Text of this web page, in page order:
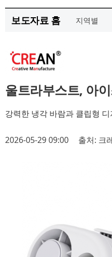
보도자료 홈 지역별
울트라부스트, 아
강력한 냉각 바람과 클립형
2026-05-29 09:00 출처: 크